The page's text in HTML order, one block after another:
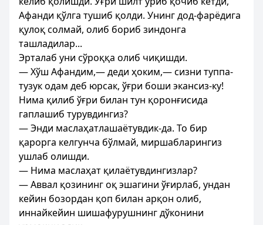
Афанди қўлга тушиб қолди. Унинг дод-фарёдига
қулоқ солмай, олиб бориб зиндонга
ташладилар...
Эрталаб уни сўроққа олиб чиқишди.
— Хўш Афандим,— деди ҳоким,— сизни туппа-
тузук одам деб юрсак, ўғри боши экансиз-ку!
Нима қилиб ўғри билан тун қоронғисида
гаплашиб турувдингиз?
— Энди маслаҳатлашаётувдик-да. То бир
қарорга келгунча бўлмай, миршабларингиз
ушлаб олишди.
— Нима маслаҳат қилаётувдингизлар?
— Аввал қозининг оқ эшагини ўғирлаб, ундан
кейин бозордан қоп билан арқон олиб,
иннайкейин шишафурушнинг дўконини